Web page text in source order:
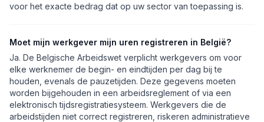
voor het exacte bedrag dat op uw sector van toepassing is.
Moet mijn werkgever mijn uren registreren in België?
Ja. De Belgische Arbeidswet verplicht werkgevers om voor
elke werknemer de begin- en eindtijden per dag bij te
houden, evenals de pauzetijden. Deze gegevens moeten
worden bijgehouden in een arbeidsreglement of via een
elektronisch tijdsregistratiesysteem. Werkgevers die de
arbeidstijden niet correct registreren, riskeren administratieve